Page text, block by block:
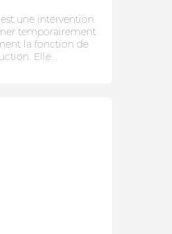
une intervention
temporairement
la fonction de
Elle...